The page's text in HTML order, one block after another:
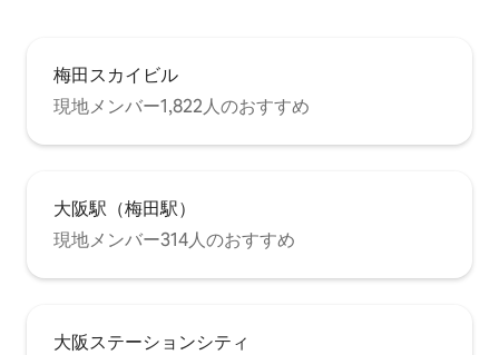
梅田スカイビル
現地メンバー1,822人のおすすめ
大阪駅（梅田駅）
現地メンバー314人のおすすめ
大阪ステーションシティ